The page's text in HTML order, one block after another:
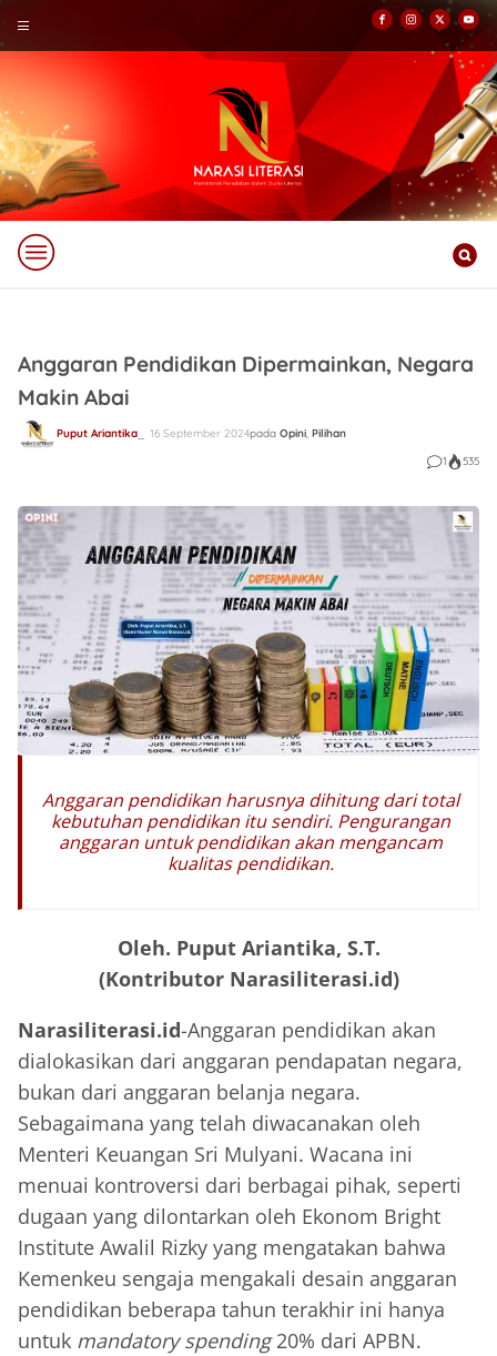
Anggaran Pendidikan Dipermainkan, Negara
Makin Abai
Puput Ariantika 16 September 2024pada Opini Pilihan
1
535
Anggaran pendidikan harusnya dihitung dari total
kebutuhan pendidikan itu sendiri. Pengurangan
anggaran untuk pendidikan akan mengancam
kualitas pendidikan.
Oleh. Puput Ariantika, S.T.
(Kontributor Narasiliterasi.id)
Narasiliterasi.id-Anggaran pendidikan akan
dialokasikan dari anggaran pendapatan negara,
bukan dari anggaran belanja negara.
Sebagaimana yang telah diwacanakan oleh
Menteri Keuangan Sri Mulyani. Wacana ini
menuai kontroversi dari berbagai pihak, seperti
dugaan yang dilontarkan oleh Ekonom Bright
Institute Awalil Rizky yang mengatakan bahwa
Kemenkeu sengaja mengakali desain anggaran
pendidikan beberapa tahun terakhir ini hanya
untuk mandatory spending20% dari APBN.